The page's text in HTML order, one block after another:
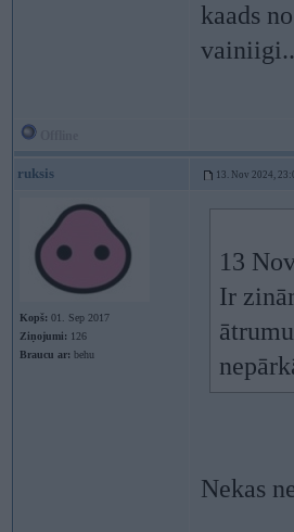
kaads
vainiigi..
ruksis 13. Nov 2024,
Kopš: 01. Sep 2017
Ziņojumi: 126
Braucu ar: behu
13
Ir
Nekas